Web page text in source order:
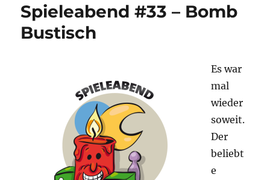
Schnell
Spieleabend #33 – Bomb
Bustisch
Es war
mal
wieder
soweit.
Der
beliebt
e